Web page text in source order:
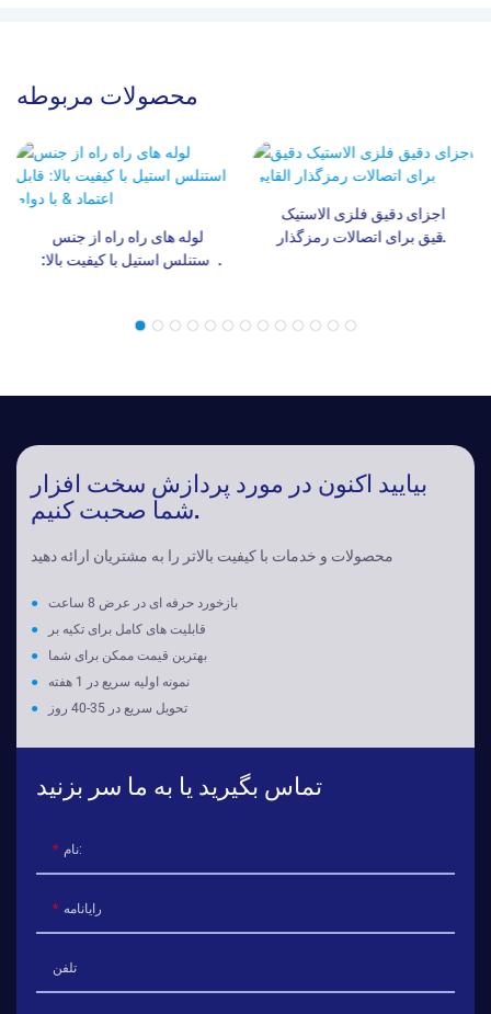
محصولات مربوطه
لوله های راه راه از جنس
استنلس استیل با کیفیت بالا:
اجزای دقیق فلزی الاستیک
دقیق برای اتصالات رمزگذار
بیایید اکنون در مورد پردازش سخت افزار
شما صحبت کنیم.
محصولات و خدمات با کیفیت بالاتر را به مشتریان ارائه دهید
●
بازخورد حرفه ای در عرض 8 ساعت
●
قابلیت های کامل برای تکیه بر
● بهترین قیمت ممکن برای شما
●
نمونه اولیه سریع در 1 هفته
●
تحویل سریع در 35-40 روز
تماس بگیرید یا به ما سر بزنید
نام:
رایانامه
تلفن